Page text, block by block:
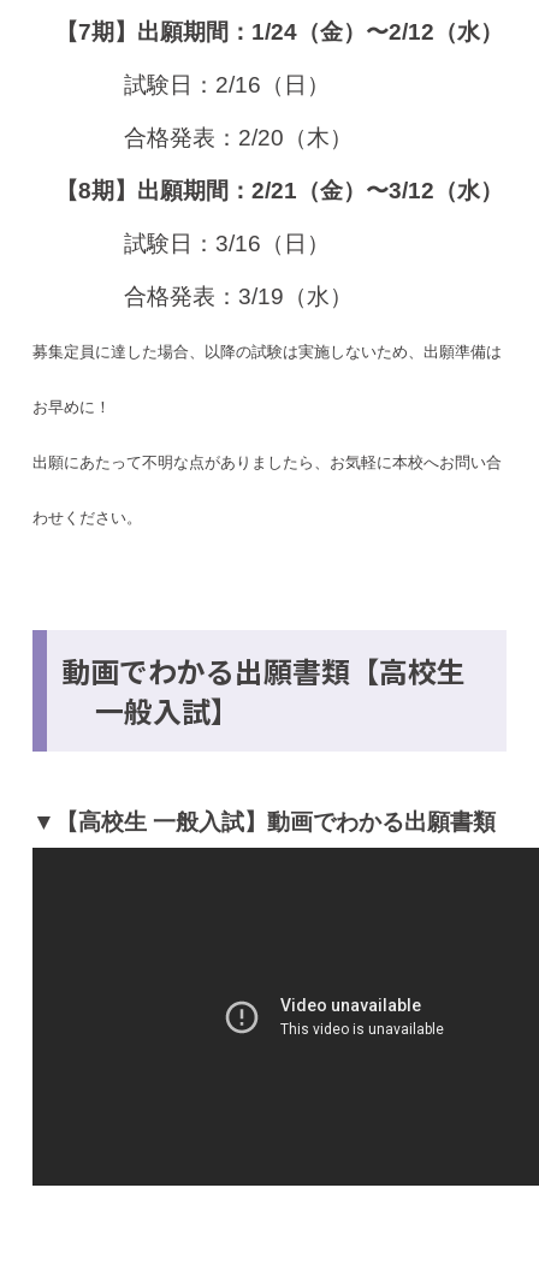
【7期】出願期間：1/24（金）〜2/12（水）
試験日：2/16（日）
合格発表：2/20（木）
【8期】出願期間：2/21（金）〜3/12（水）
試験日：3/16（日）
合格発表：3/19（水）
募集定員に達した場合、以降の試験は実施しないため、出願準備は
お早めに！
出願にあたって不明な点がありましたら、お気軽に本校へお問い合
わせください。
動画でわかる出願書類【高校生
一般入試】
▼【高校生 一般入試】動画でわかる出願書類